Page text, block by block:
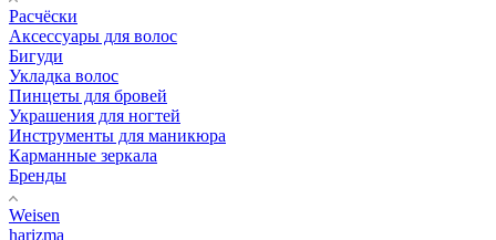
Расчёски
Аксессуары для волос
Бигуди
Укладка волос
Пинцеты для бровей
Украшения для ногтей
Инструменты для маникюра
Карманные зеркала
Бренды
Weisen
harizma